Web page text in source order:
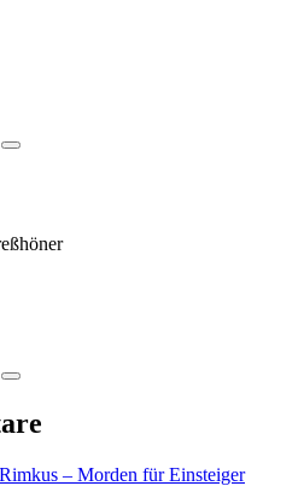
Suchen
Suchen
– Morden für Einsteiger